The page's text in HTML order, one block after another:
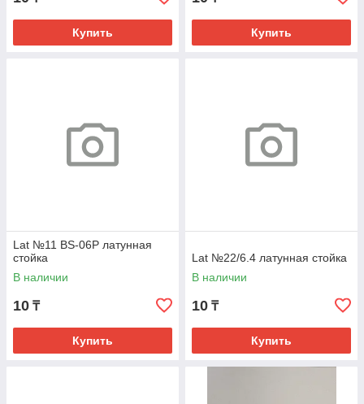
Купить Купить
Lat №11 BS-06P латунная
стойка
В наличии
10 ₸
Купить
Lat №22/6.4 латунная стойка
В наличии
10 ₸
Купить